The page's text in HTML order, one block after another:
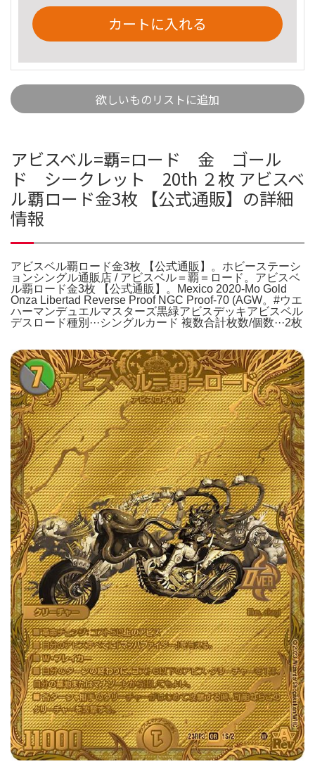
カートに入れる
欲しいものリストに追加
アビスベル=覇=ロード 金 ゴール
ド シークレット 20th ２枚 アビスベ
ル覇ロード金3枚 【公式通販】の詳細
情報
アビスベル覇ロード金3枚 【公式通販】。ホビーステーシ
ョンシングル通販店 / アビスベル＝覇＝ロード。アビスベ
ル覇ロード金3枚 【公式通販】。Mexico 2020-Mo Gold
Onza Libertad Reverse Proof NGC Proof-70 (AGW。#ウエ
ハーマンデュエルマスターズ黒緑アビスデッキアビスベル
デスロード種別···シングルカード 複数合計枚数/個数···2枚